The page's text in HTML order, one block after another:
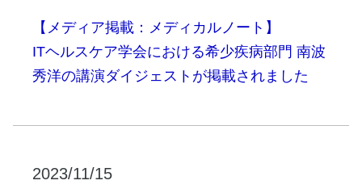
【メディア掲載：メディカルノート】
ITヘルスケア学会における希少疾病部門 南波
秀洋の講演ダイジェストが掲載されました
2023/11/15